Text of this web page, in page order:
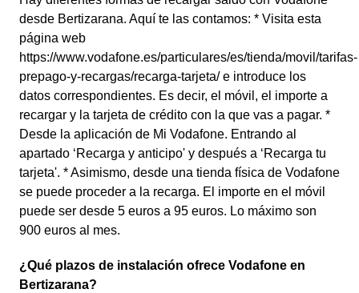
desde Bertizarana. Aquí te las contamos: * Visita esta
página web
https://www.vodafone.es/particulares/es/tienda/movil/tarifas-
prepago-y-recargas/recarga-tarjeta/ e introduce los
datos correspondientes. Es decir, el móvil, el importe a
recargar y la tarjeta de crédito con la que vas a pagar. *
Desde la aplicación de Mi Vodafone. Entrando al
apartado ‘Recarga y anticipo' y después a ‘Recarga tu
tarjeta'. * Asimismo, desde una tienda física de Vodafone
se puede proceder a la recarga. El importe en el móvil
puede ser desde 5 euros a 95 euros. Lo máximo son
900 euros al mes.
¿Qué plazos de instalación ofrece Vodafone en
Bertizarana?